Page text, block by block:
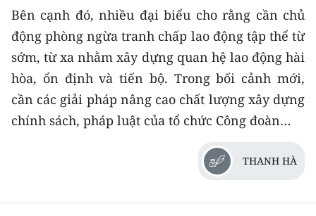
Bên cạnh đó, nhiều đại biểu cho rằng cần chủ
động phòng ngừa tranh chấp lao động tập thể từ
sớm, từ xa nhằm xây dựng quan hệ lao động hài
hòa, ổn định và tiến bộ. Trong bối cảnh mới,
cần các giải pháp nâng cao chất lượng xây dựng
chính sách, pháp luật của tổ chức Công đoàn…​
THANH HÀ